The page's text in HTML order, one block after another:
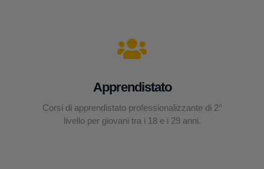
Apprendistato
Corsi di apprendistato professionalizzante di 2°
livello per giovani tra i 18 e i 29 anni.